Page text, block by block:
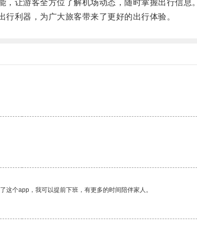
让游客全方位了解机场动态，随时掌握出行信息。
利器，为广大旅客带来了更好的出行体验。
个app，我可以提前下班，有更多的时间陪伴家人。